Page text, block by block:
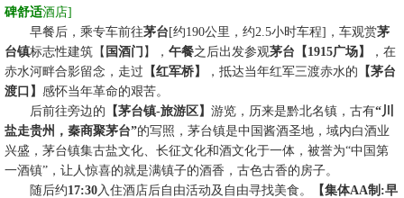
碑舒适酒店]
早餐后 ，乘专车前往茅台 [约190公里，约2.5小时车程] ，车观赏茅
台镇标志性建筑【 国酒门 】， 午餐之后出发参观茅台【 1915广场】
，在
赤水河畔合影留念，走过 【红军桥】 ，抵达当年红军三渡赤水的 【茅台
渡口】 感怀当年革命的艰苦。
后前往旁边的 【茅台镇-旅游区】 游览 ， 历来是黔北名镇，古有“川
盐走贵州，秦商聚茅台”的写照，茅台镇是中国酱酒圣地，域内白酒业
兴盛，茅台镇集古盐文化、长征文化和酒文化于一体，被誉为“中国第
一酒镇” ，让人惊喜的就是满镇子的酒香，古色古香的房子。
随后约17:30入住酒店后自由活动及自由寻找美食。 【集体AA制:早